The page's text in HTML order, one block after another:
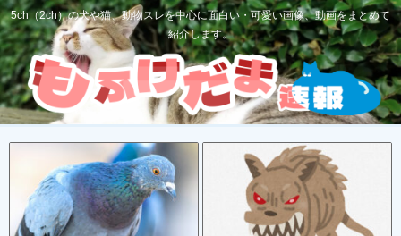
5ch（2ch）の犬や猫、動物スレを中心に面白い・可愛い画像、動画をまとめて
紹介します。